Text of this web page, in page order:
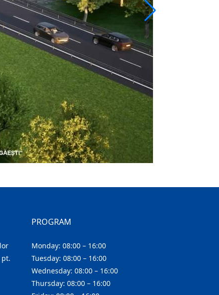
PROGRAM
Monday: 08:00 – 16:00
Tuesday: 08:00 – 16:00
Wednesday: 08:00 – 16:00
Thursday: 08:00 – 16:00